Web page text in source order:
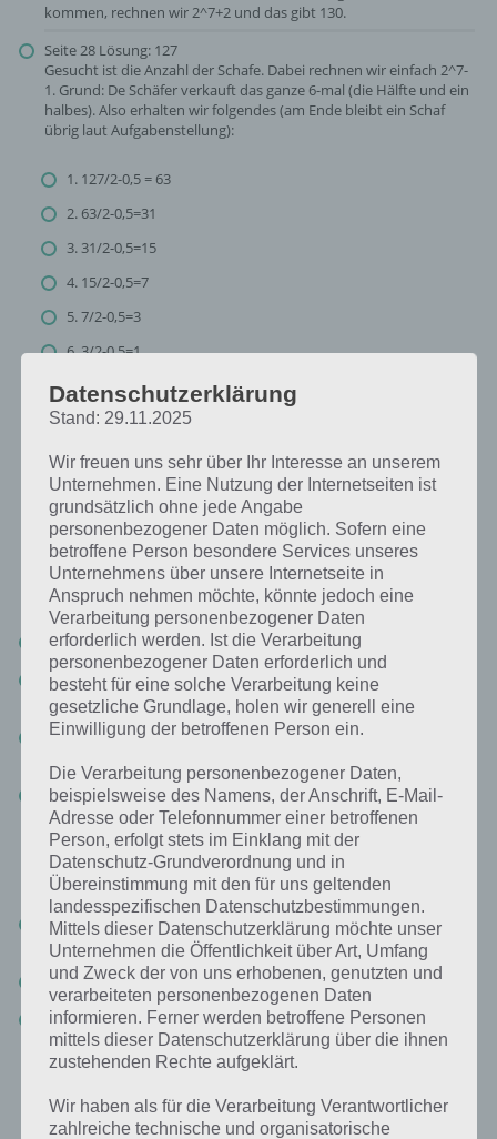
kommen, rechnen wir 2^7+2 und das gibt 130.
Seite 28 Lösung: 127
Gesucht ist die Anzahl der Schafe. Dabei rechnen wir einfach 2^7-
1. Grund: De Schäfer verkauft das ganze 6-mal (die Hälfte und ein
halbes). Also erhalten wir folgendes (am Ende bleibt ein Schaf
übrig laut Aufgabenstellung):
1. 127/2-0,5 = 63
2. 63/2-0,5=31
3. 31/2-0,5=15
4. 15/2-0,5=7
5. 7/2-0,5=3
6. 3/2-0,5=1
Bevor wir die Lösung veröffentlichen, noch ein paar Hinweise, damit
du das Level auch selber lösen kannst.
Das Alter des Vaters beträgt 55 Jahre. Stell dir das ganze als Gleichung
vor (Vater bekommt die Variable v und die Söhne a, b und c):
v = a+b+c
v-10 = 3*(a-10) (da vor 10 Jahren) => Umstellen nach a ergibt a =
(v+20)/3
v-10 = 5*(b-10) (da vor 10 Jahren)=> Umstellen nach b ergibt b =
c = a-14 => a einsetzen
Nun setzen wir a, b und c in die Ausgangsformel ein. Wir erhalten
also:
v = 2*((v+20)/3) + (v+40)/5 – 14 => ausmultiplizieren und auf einen
Nenner bringen
v = (10v+200+3v+120-210)/15 => Nun nach v umstellen
v = 55
Die Lösung zuSeite 29 von Buch der Mathematik lautet also 55
(Wenn du noch eine ältere Version hast (ab eingeben), so lautet
diese 41).
Datenschutzerklärung
Stand: 29.11.2025
Wir freuen uns sehr über Ihr Interesse an unserem
Unternehmen. Eine Nutzung der Internetseiten ist
grundsätzlich ohne jede Angabe
personenbezogener Daten möglich. Sofern eine
betroffene Person besondere Services unseres
Unternehmens über unsere Internetseite in
Anspruch nehmen möchte, könnte jedoch eine
Verarbeitung personenbezogener Daten
erforderlich werden. Ist die Verarbeitung
personenbezogener Daten erforderlich und
besteht für eine solche Verarbeitung keine
gesetzliche Grundlage, holen wir generell eine
Einwilligung der betroffenen Person ein.
Die Verarbeitung personenbezogener Daten,
beispielsweise des Namens, der Anschrift, E-Mail-
Adresse oder Telefonnummer einer betroffenen
Person, erfolgt stets im Einklang mit der
Datenschutz-Grundverordnung und in
Übereinstimmung mit den für uns geltenden
landesspezifischen Datenschutzbestimmungen.
Mittels dieser Datenschutzerklärung möchte unser
Unternehmen die Öffentlichkeit über Art, Umfang
und Zweck der von uns erhobenen, genutzten und
verarbeiteten personenbezogenen Daten
informieren. Ferner werden betroffene Personen
mittels dieser Datenschutzerklärung über die ihnen
zustehenden Rechte aufgeklärt.
Wir haben als für die Verarbeitung Verantwortlicher
zahlreiche technische und organisatorische